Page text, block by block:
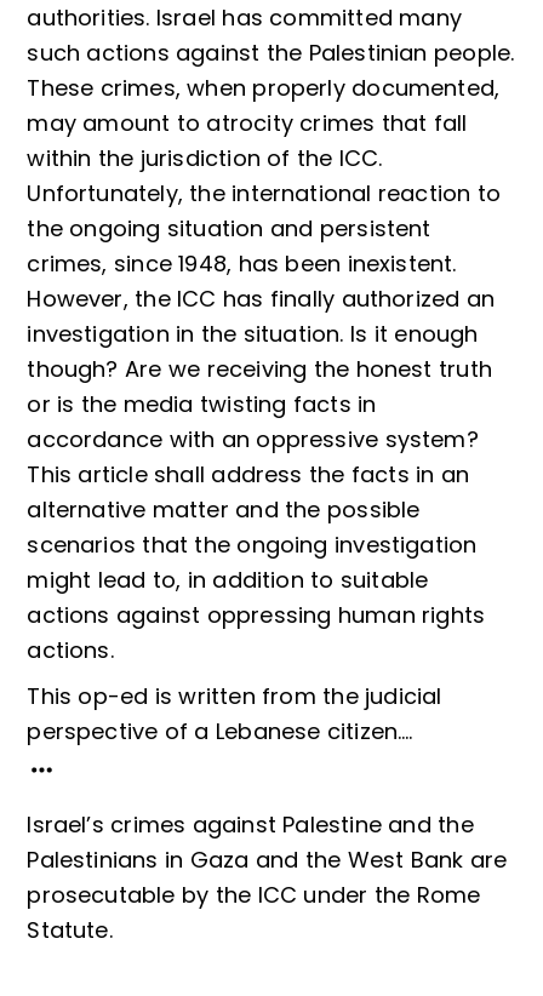
authorities. Israel has committed many
such actions against the Palestinian people.
These crimes, when properly documented,
may amount to atrocity crimes that fall
within the jurisdiction of the ICC.
Unfortunately, the international reaction to
the ongoing situation and persistent
crimes, since 1948, has been inexistent.
However, the ICC has finally authorized an
investigation in the situation. Is it enough
though? Are we receiving the honest truth
or is the media twisting facts in
accordance with an oppressive system?
This article shall address the facts in an
alternative matter and the possible
scenarios that the ongoing investigation
might lead to, in addition to suitable
actions against oppressing human rights
actions.
This op-ed is written from the judicial
perspective of a Lebanese citizen….
Israel’s crimes against Palestine and the
Palestinians in Gaza and the West Bank are
prosecutable by the ICC under the Rome
Statute.